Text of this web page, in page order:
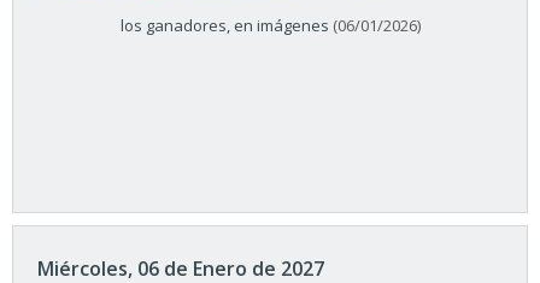
los ganadores, en imágenes (06/01/2026)
Miércoles, 06 de Enero de 2027